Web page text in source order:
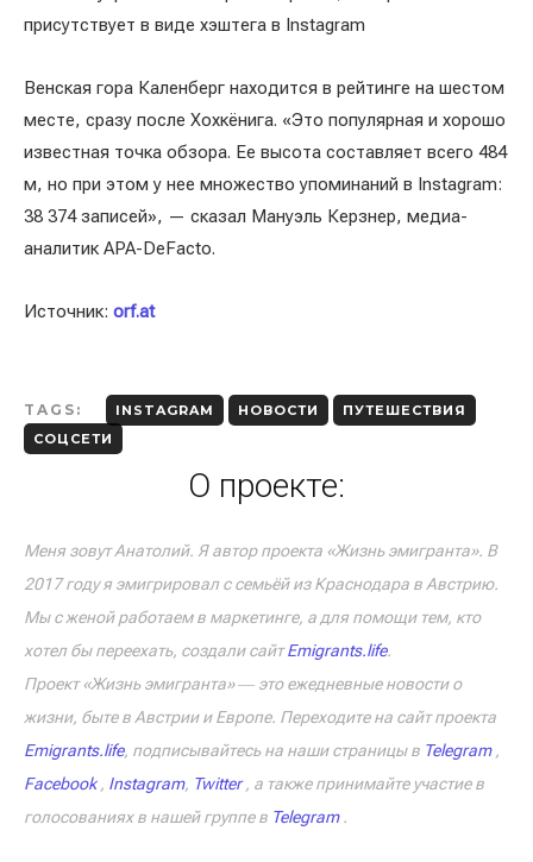
присутствует в виде хэштега в Instagram
Венская гора Каленберг находится в рейтинге на шестом
месте, сразу после Хохкёнига. «Это популярная и хорошо
известная точка обзора. Ее высота составляет всего 484
м, но при этом у нее множество упоминаний в Instagram:
38 374 записей», — сказал Мануэль Керзнер, медиа-
аналитик APA-DeFacto.
Источник: orf.at
TAGS: INSTAGRAM НОВОСТИ
ПУТЕШЕСТВИЯ
СОЦСЕТИ
О проекте:
Меня зовут Анатолий. Я автор проекта «Жизнь эмигранта». В
2017 году я эмигрировал с семьёй из Краснодара в Австрию.
Мы с женой работаем в маркетинге, а для помощи тем, кто
хотел бы переехать, создали сайтEmigrants.life.
Проект «Жизнь эмигранта» ― это ежедневные новости о
жизни, быте в Австрии и Европе. Переходите на сайт проекта
Emigrants.life, подписывайтесь на наши страницы в Telegram,
Facebook, Instagram, Twitter, а также принимайте участие в
голосованиях в нашей группе в Telegram.